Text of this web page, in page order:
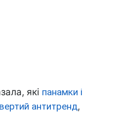
які панамки і
антитренд,